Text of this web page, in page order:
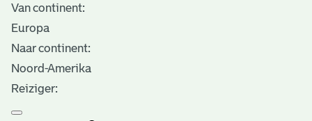
Van continent:
Europa
Naar continent:
Noord-Amerika
Reiziger: